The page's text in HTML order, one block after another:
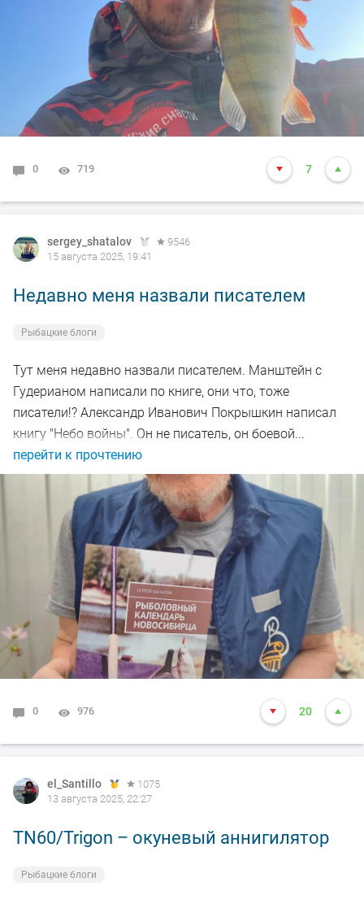
0 719 7
sergey_shatalov
9546
15 августа 2025, 19:41
Недавно меня назвали писателем
Рыбацкие блоги
Тут меня недавно назвали писателем. Манштейн с
Гудерианом написали по книге, они что, тоже
писатели!? Александр Иванович Покрышкин написал
книгу "Небо войны". Он не писатель, он боевой...
перейти к прочтению
0 976 20
el_Santillo
1075
13 августа 2025, 22:27
TN60/Trigon – окуневый аннигилятор
Рыбацкие блоги